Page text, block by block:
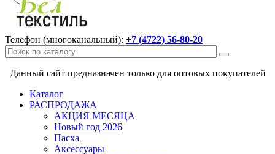
Телефон (многоканальный): +7 (4722) 56-80-20
Данный сайт предназначен только для оптовых покупателей
Каталог
РАСПРОДАЖА
АКЦИЯ МЕСЯЦА
Новый год 2026
Пасха
Аксессуары